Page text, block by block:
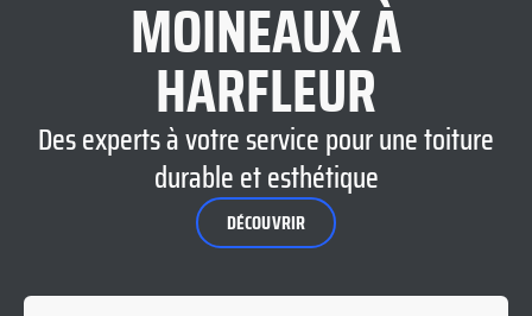
MOINEAUX À
HARFLEUR
Des experts à votre service pour une toiture
durable et esthétique
DÉCOUVRIR